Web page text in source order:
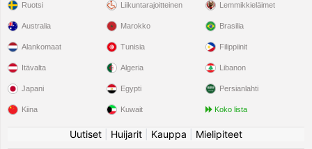
Ruotsi Liikuntarajoitteinen Lemmikkieläimet
Australia
Alankomaat
Itävalta
Japani
Kiina
Marokko
Tunisia
Algeria
Egypti
Kuwait
Brasilia
Filippiinit
Libanon
Persianlahti
Koko lista
Uutiset Huijarit Kauppa
Mielipiteet